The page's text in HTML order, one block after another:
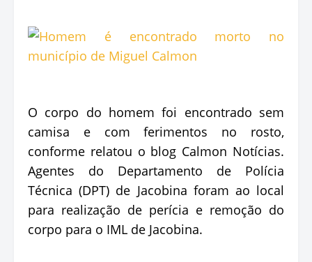
O corpo do homem foi encontrado sem
camisa e com ferimentos no rosto,
conforme relatou o blog Calmon Notícias.
Agentes do Departamento de Polícia
Técnica (DPT) de Jacobina foram ao local
para realização de perícia e remoção do
corpo para o IML de Jacobina.